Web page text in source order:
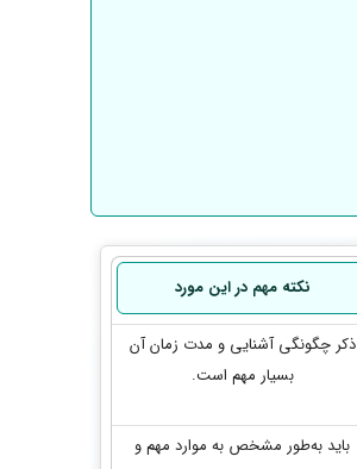
نکته مهم در این مورد
ذکر چگونگی آشنایی و مدت زمان آن
بسیار مهم است.
باید به‌طور مشخص به موارد مهم و